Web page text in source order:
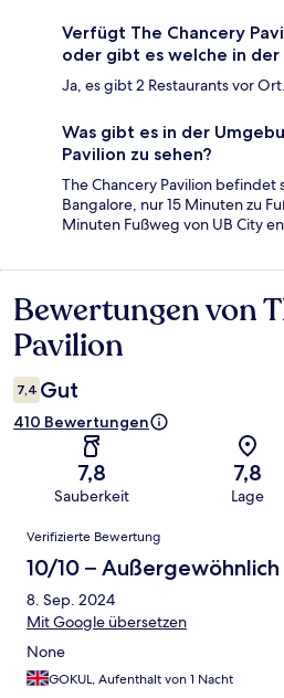
Verfügt The Chancery
oder gibt es welche in der
Ja, es gibt 2 Restaurants vor Ort.
Was gibt es in der
Pavilion zu sehen?
The Chancery Pavilion befindet
Bangalore, nur 15 Minuten zu
Minuten Fußweg von UB City
Bewertungen
Bewertungen von
Pavilion
7,4 Gut
410 Bewertungen
7,8
Sauberkeit
7,8
Lage
Bewertungen
Verifizierte Bewertung
10/10 – Außergewöhnlich
8. Sep. 2024
Mit Google übersetzen
None
GOKUL, Aufenthalt von 1 Nacht